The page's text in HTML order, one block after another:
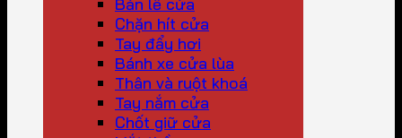
Chặn hít cửa
Tay đẩy hơi
Bánh xe cửa lùa
Thân và ruột khoá
Tay nắm cửa
Chốt giữ cửa